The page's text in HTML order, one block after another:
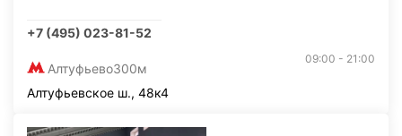
+7 (495) 023-81-52
Алтуфьево300м
09:00 - 21:00
Алтуфьевское ш., 48к4